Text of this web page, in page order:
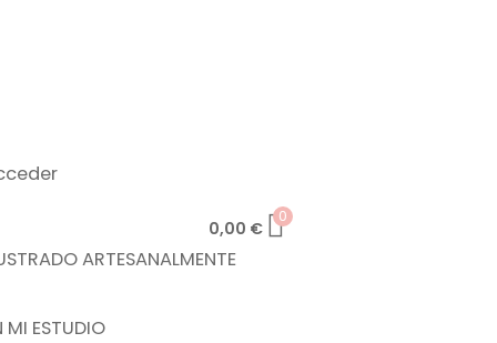
0,00 €
0
ARTESANALMENTE
MI ESTUDIO